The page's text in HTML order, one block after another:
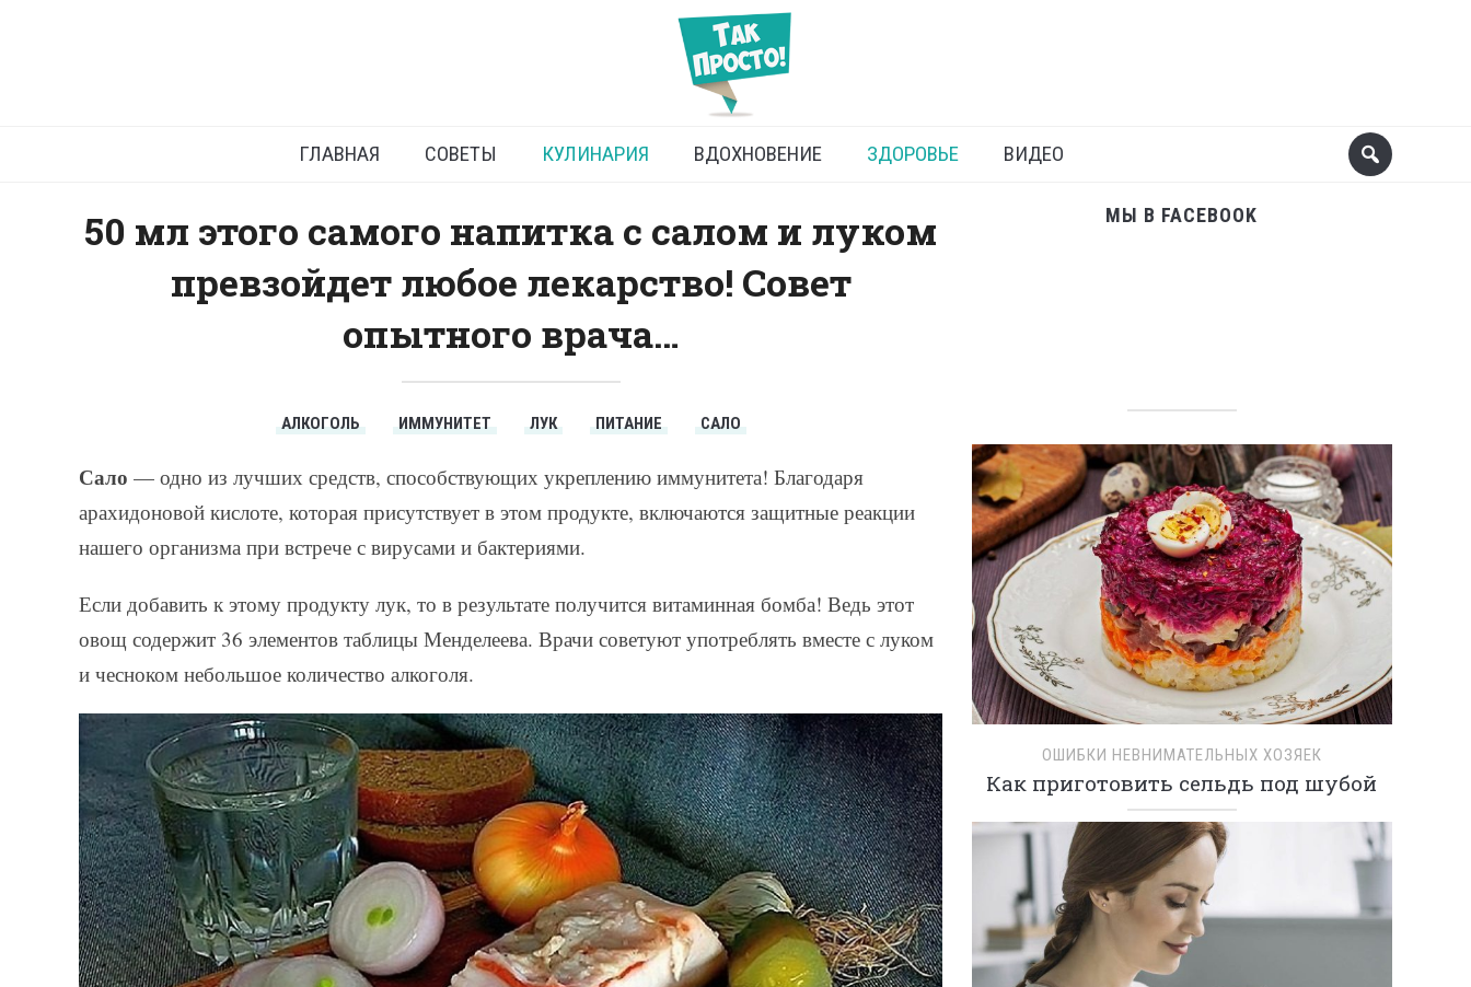
Сало в пакете
ГЛАВНАЯ СОВЕТЫ КУЛИНАРИЯ ВДОХНОВЕНИЕ ЗДОРОВЬЕ ВИДЕО
50 мл этого самого напитка с салом и луком
превзойдет любое лекарство! Совет
опытного врача…
АЛКОГОЛЬ ИММУНИТЕТ ЛУК ПИТАНИЕ САЛО
Сало — одно из лучших средств, способствующих укреплению иммунитета! Благодаря
арахидоновой кислоте, которая присутствует в этом продукте, включаются защитные реакции
нашего организма при встрече с вирусами и бактериями.
Если добавить к этому продукту лук, то в результате получится витаминная бомба! Ведь этот
овощ содержит 36 элементов таблицы Менделеева. Врачи советуют употреблять вместе с луком
и чесноком небольшое количество алкоголя.
МЫ В FACEBOOK
ОШИБКИ НЕВНИМАТЕЛЬНЫХ ХОЗЯЕК
Как приготовить сельдь под шубой